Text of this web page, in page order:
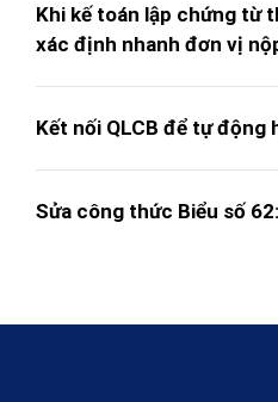
Khi kế toán lập chứng từ
xác định nhanh đơn vị
Kết nối QLCB để tự động
Sửa công thức Biểu số